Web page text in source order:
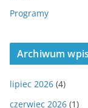
Programy
Archiwum
lipiec 2026 (4)
czerwiec 2026 (1)